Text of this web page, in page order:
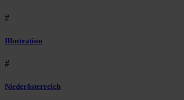
#
Illustration
#
Niederösterreich